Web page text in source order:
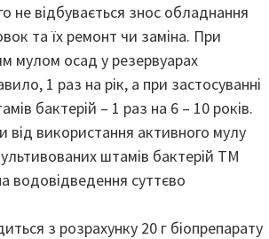
не відбувається знос обладнання
та їх ремонт чи заміна. При
мулом осад у резервуарах
1 раз на рік, а при застосуванні
бактерій – 1 раз на 6 – 10 років.
від використання активного мулу
штамів бактерій ТМ
водовідведення суттєво
з розрахунку 20 г біопрепарату